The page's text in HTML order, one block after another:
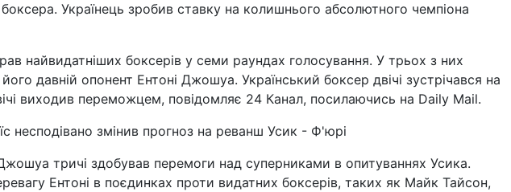
Українець зробив ставку на колишнього абсолютного чемпіона
найвидатніших боксерів у семи раундах голосування. У трьох з них
давній опонент Ентоні Джошуа. Український боксер двічі зустрічався на
виходив переможцем, повідомляє 24 Канал, посилаючись на Daily Mail.
несподівано змінив прогноз на реванш Усик - Ф'юрі
тричі здобував перемоги над суперниками в опитуваннях Усика.
Ентоні в поєдинках проти видатних боксерів, таких як Майк Тайсон,